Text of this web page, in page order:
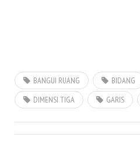
BANGUI RUANG BIDANG
DIMENSI TIGA
GARIS